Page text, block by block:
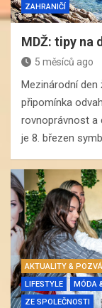
ZAHRANIČÍ
MDŽ: tipy na
5 měsíců ago
Mezinárodní
připomínka
rovnoprávnost a
je 8. březen
AKTUALITY &
LIFESTYLE
MÓDA
ZE SPOLEČNOSTI